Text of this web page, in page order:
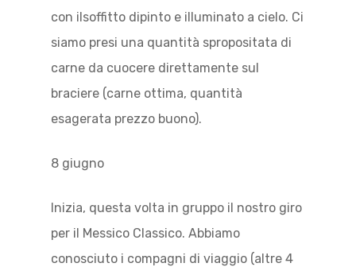
con ilsoffitto dipinto e illuminato a cielo. Ci
siamo presi una quantità spropositata di
carne da cuocere direttamente sul
braciere (carne ottima, quantità
esagerata prezzo buono).
8 giugno
Inizia, questa volta in gruppo il nostro giro
per il Messico Classico. Abbiamo
conosciuto i compagni di viaggio (altre 4